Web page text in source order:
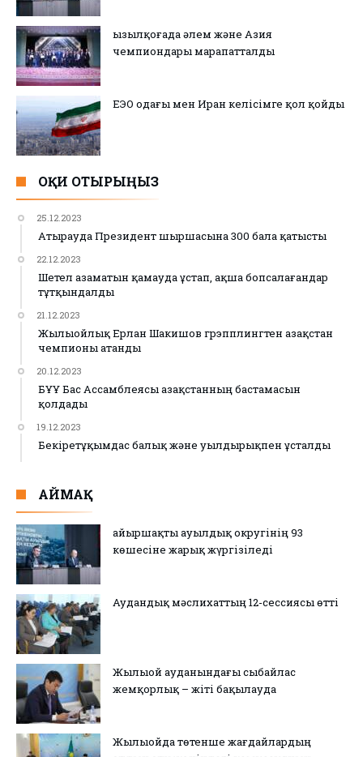
Қызылқоғада әлем және Азия
чемпиондары марапатталды
ЕЭО одағы мен Иран келісімге қол қойды
ОҚИ ОТЫРЫҢЫЗ
25.12.2023
Атырауда Президент шыршасына 300 бала қатысты
22.12.2023
Шетел азаматын қамауда ұстап, ақша бопсалағандар
тұтқындалды
21.12.2023
Жылыойлық Ерлан Шакишов грэпплингтен Қазақстан
чемпионы атанды
20.12.2023
БҰҰ Бас Ассамблеясы Қазақстанның бастамасын
қолдады
19.12.2023
Бекіретұқымдас балық және уылдырықпен ұсталды
АЙМАҚ
Қайыршақты ауылдық округінің 93
көшесіне жарық жүргізіледі
Аудандық мәслихаттың 12-сессиясы өтті
Жылыой ауданындағы сыбайлас
жемқорлық – жіті бақылауда
Жылыойда төтенше жағдайлардың